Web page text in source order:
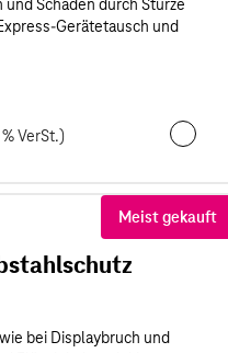
VerSt.)
Meist gekauft